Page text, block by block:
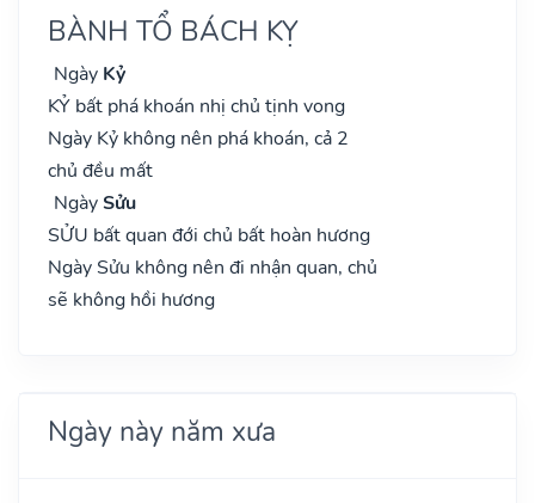
BÀNH TỔ BÁCH KỴ
Ngày Kỷ
KỶ bất phá khoán nhị chủ tịnh vong
Ngày Kỷ không nên phá khoán, cả 2
chủ đều mất
NgàySửu
SỬU bất quan đới chủ bất hoàn hương
Ngày Sửu không nên đi nhận quan, chủ
sẽ không hồi hương
Ngày này năm xưa